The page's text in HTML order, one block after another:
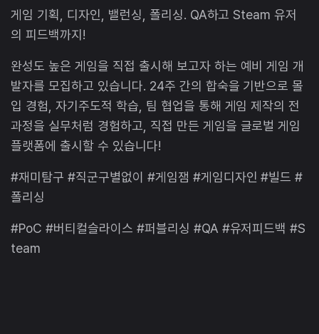
게임 기획, 디자인, 밸런싱, 폴리싱. QA하고 Steam 유저
의 피드백까지!
완성도 높은 게임을 직접 출시해 보고자 하는 예비 게임 개
발자를 모집하고 있습니다. 24주 간의 합숙을 기반으로 몰
입 경험, 자기주도적 학습, 팀 협업을 통해 게임 제작의 전
과정을 실무처럼 경험하고, 직접 만든 게임을 글로벌 게임
플랫폼에 출시할 수 있습니다!
#재미탐구 #직군구별없이 #게임잼 #게임디자인 #빌드 #
폴리싱
#PoC #버티컬슬라이스 #퍼블리싱 #QA #유저피드백 #S
team